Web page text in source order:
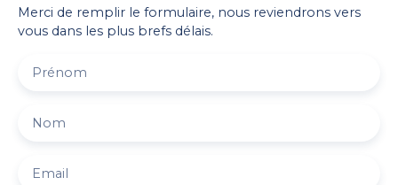
Merci de remplir le formulaire, nous reviendrons vers
vous dans les plus brefs délais.
Prénom
Nom
Email